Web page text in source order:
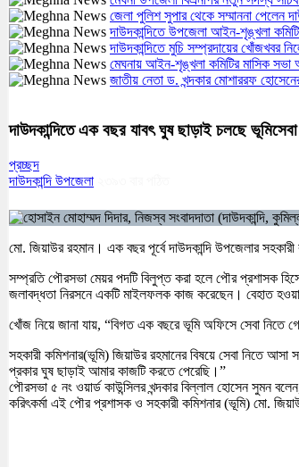
জেলা পুলিশ সুপার থেকে সম্মাননা পেলেন
দাউদকান্দিতে উপজেলা আইন-শৃঙ্খলা
দাউদকান্দিতে মুচি সম্প্রদায়ের খোঁজখবর
মেঘনায় আইন-শৃঙ্খলা কমিটির মাসিক সভা
জাতীয় নেতা ড. খন্দকার মোশাররফ
দাউদকান্দিতে এক বছর যাবৎ ঘুষ ছাড়াই চলছে ভূমিসেবা
প্রচ্ছদ
দাউদকান্দি উপজেলা
মো. জিয়াউর রহমান। এক বছর পূর্বে দাউদকান্দি উপজেলার
সম্প্রতি পৌরসভা মেয়র পদটি বিলুপ্ত করা হলে পৌর প্রশাসক
জলাবদ্ধতা নিরসনে একটি মাইলফলক কাজ করেছেন। বেহাত হওয়া
খোঁজ নিয়ে জানা যায়, “বিগত এক বছরে ভূমি অফিসে সেবা নিতে
সহকারী কমিশনার(ভূমি) জিয়াউর রহমানের বিষয়ে সেবা নিতে
প্রকার ঘুষ ছাড়াই আমার কাজটি করতে পেরেছি।”
পৌরসভা ৫ নং ওয়ার্ড কাউন্সিলর খন্দকার বিল্লাল হোসেন সুমন
করিৎকর্মা এই পৌর প্রশাসক ও সহকারী কমিশনার (ভূমি) মো.